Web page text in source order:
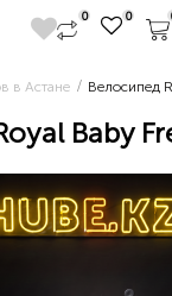
0 0
в Астане Велосипед
Baby